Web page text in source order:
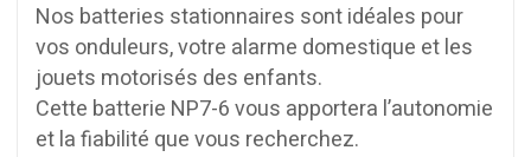
Nos batteries stationnaires sont idéales pour
vos onduleurs, votre alarme domestique et les
jouets motorisés des enfants.
Cette batterie NP7-6 vous apportera l’autonomie
et la fiabilité que vous recherchez.